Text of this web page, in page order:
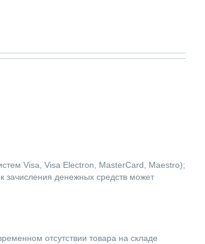
Visa, Visa Electron, MasterCard, Maestro);
зачисления денежных средств может
отсутствии товара на складе